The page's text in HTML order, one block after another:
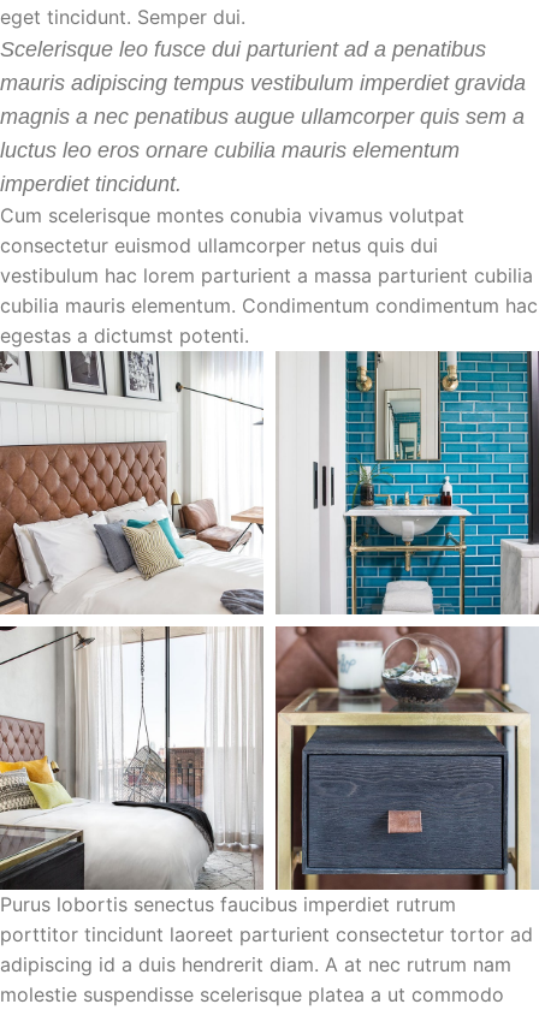
eget tincidunt. Semper dui.
Scelerisque leo fusce dui parturient ad a penatibus
mauris adipiscing tempus vestibulum imperdiet gravida
magnis a nec penatibus augue ullamcorper quis sem a
luctus leo eros ornare cubilia mauris elementum
imperdiet tincidunt.
Cum scelerisque montes conubia vivamus volutpat
consectetur euismod ullamcorper netus quis dui
vestibulum hac lorem parturient a massa parturient cubilia
cubilia mauris elementum. Condimentum condimentum hac
egestas a dictumst potenti.
Purus lobortis senectus faucibus imperdiet rutrum
porttitor tincidunt laoreet parturient consectetur tortor ad
adipiscing id a duis hendrerit diam. A at nec rutrum nam
molestie suspendisse scelerisque platea a ut commodo